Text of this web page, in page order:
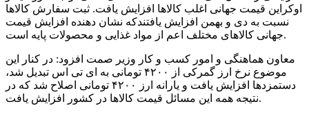
اوکراین قیمت جهانی اغلب کالاها افزایش یافت. ثبت سفارش کالاها
نسبت به دی و بهمن افزایش یافتندکه نشان دهنده افزایش قیمت
جهانی کالاهای مختلف اعم از مواد غذایی و محصولات پایه است.
معاون هماهنگی و امور کسب و کار وزیر صمت افزود: در کنار این
موضوع نرخ ارز گمرکی از ۴۲۰۰ تومانی به
ای تی اس تبدیل شد،
دستمزدها افزایش یافت و یارانه ارز ۴۲۰۰ تومانی اصلاح شد که در
نتیجه همه این مسائل قیمت کالاها در کشور افزایش یافت.